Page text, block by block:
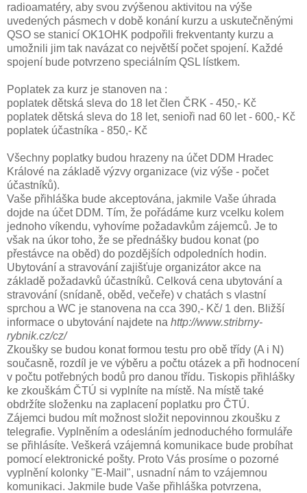
radioamatéry, aby svou zvýšenou aktivitou na výše
uvedených pásmech v době konání kurzu a uskutečněnými
QSO se stanicí OK1OHK podpořili frekventanty kurzu a
umožnili jim tak navázat co největší počet spojení. Každé
spojení bude potvrzeno speciálním QSL lístkem.
Poplatek za kurz je stanoven na :
poplatek dětská sleva do 18 let člen ČRK - 450,- Kč
poplatek dětská sleva do 18 let, senioři nad 60 let - 600,- Kč
poplatek účastníka - 850,- Kč
Všechny poplatky budou hrazeny na účet DDM Hradec
Králové na základě výzvy organizace (viz výše - počet
účastníků).
Vaše přihláška bude akceptována, jakmile Vaše úhrada
dojde na účet DDM. Tím, že pořádáme kurz vcelku kolem
jednoho víkendu, vyhovíme požadavkům zájemců. Je to
však na úkor toho, že se přednášky budou konat (po
přestávce na oběd) do pozdějších odpoledních hodin.
Ubytování a stravování zajišťuje organizátor akce na
základě požadavků účastníků. Celková cena ubytování a
stravování (snídaně, oběd, večeře) v chatách s vlastní
sprchou a WC je stanovena na cca 390,- Kč/ 1 den. Bližší
informace o ubytování najdete na http://www.stribrny-
rybnik.cz/cz/
Zkoušky se budou konat formou testu pro obě třídy (A i N)
současně, rozdíl je ve výběru a počtu otázek a při hodnocení
v počtu potřebných bodů pro danou třídu. Tiskopis přihlášky
ke zkouškám ČTÚ si vyplníte na místě. Na místě také
obdržíte složenku na zaplacení poplatku pro ČTÚ.
Zájemci budou mít možnost složit nepovinnou zkoušku z
telegrafie. Vyplněním a odesláním jednoduchého formuláře
se přihlásíte. Veškerá vzájemná komunikace bude probíhat
pomocí elektronické pošty. Proto Vás prosíme o pozorné
vyplnění kolonky "E-Mail", usnadní nám to vzájemnou
komunikaci. Jakmile bude Vaše přihláška potvrzena,